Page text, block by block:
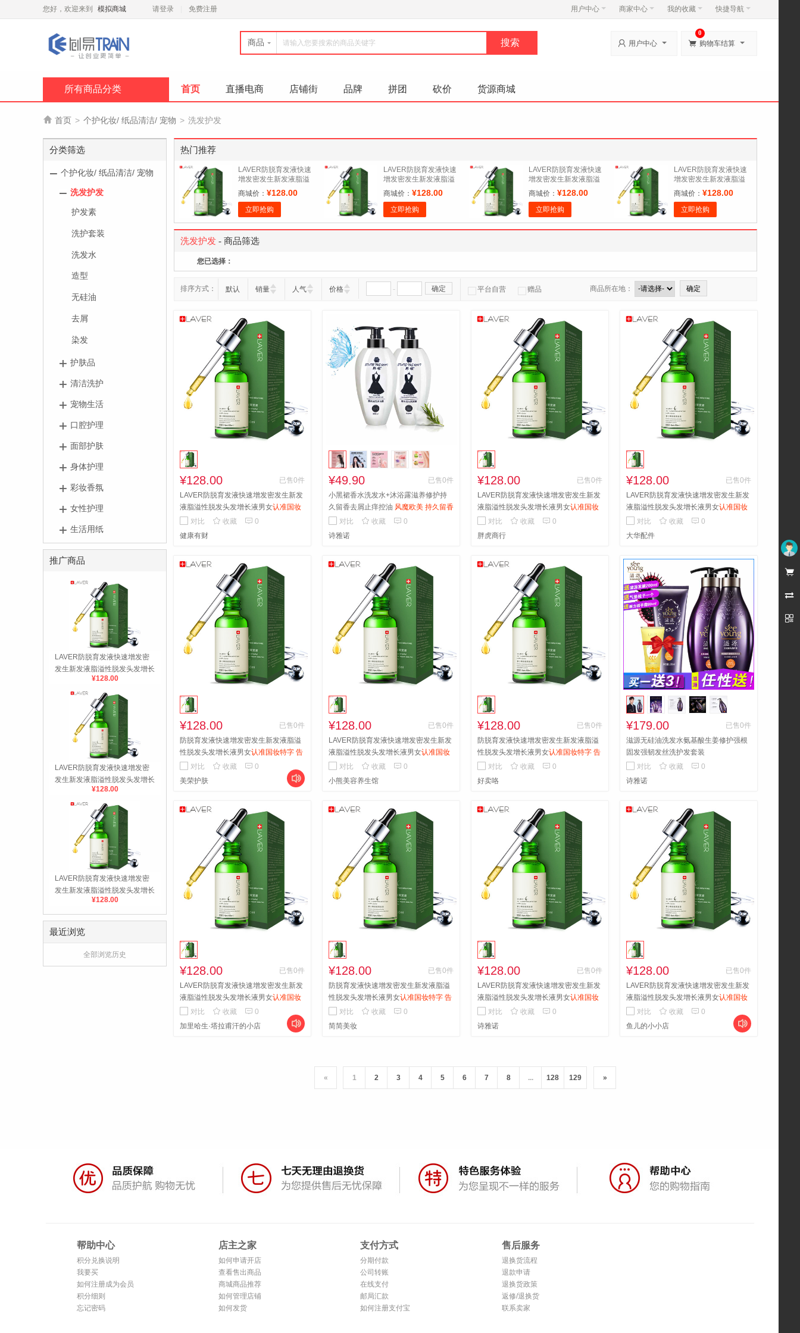
您好，欢迎来到 模拟商城 请登录 免费注册 用户中心 商家中心 我的收藏 快捷导航
未登录



商品  用户中心  购物车结算
0
所有商品分类 首页 直播电商 店铺街 品牌 拼团 砍价 货源商城
 首页 > 个护化妆/ 纸品清洁/ 宠物 > 洗发护发
分类筛选
个护化妆/ 纸品清洁/ 宠物
洗发护发
护发素
洗护套装
洗发水
造型
无硅油
去屑
染发
护肤品
清洁洗护
宠物生活
口腔护理
面部护肤
身体护理
彩妆香氛
女性护理
生活用纸
推广商品
LAVER防脱育发液快速增发密
发生新发液脂溢性脱发头发增长
¥128.00
LAVER防脱育发液快速增发密
发生新发液脂溢性脱发头发增长
¥128.00
LAVER防脱育发液快速增发密
发生新发液脂溢性脱发头发增长
¥128.00
最近浏览
全部浏览历史
热门推荐
LAVER防脱育发液快速
增发密发生新发液脂溢
性脱发头发增长液男女
商城价： ¥128.00
立即抢购
LAVER防脱育发液快速
增发密发生新发液脂溢
性脱发头发增长液男女
商城价： ¥128.00
立即抢购
LAVER防脱育发液快速
增发密发生新发液脂溢
性脱发头发增长液男女
商城价： ¥128.00
立即抢购
LAVER防脱育发液快速
增发密发生新发液脂溢
性脱发头发增长液男女
商城价： ¥128.00
立即抢购
洗发护发 - 商品筛选
您已选择：
排序方式： 默认 销量 人气 价格 - 确定 平台自营 赠品 商品所在地：
¥128.00
已售0件
LAVER防脱育发液快速增发密发生新发
液脂溢性脱发头发增长液男女认准国妆
特字 告别脱发轻松密发买3送1
对比  收藏  0
健康有财
¥49.90
已售0件
小黑裙香水洗发水+沐浴露滋养修护持
久留香去屑止痒控油 风魔欧美 持久留香
洗护套装
对比  收藏  0
诗雅诺
¥128.00
已售0件
LAVER防脱育发液快速增发密发生新发
液脂溢性脱发头发增长液男女认准国妆
特字 告别脱发轻松密发买3送1
对比  收藏  0
胖虎商行
¥128.00
已售0件
LAVER防脱育发液快速增发密发生新发
液脂溢性脱发头发增长液男女认准国妆
特字 告别脱发轻松密发买3送1
对比  收藏  0
大华配件
¥128.00
已售0件
防脱育发液快速增发密发生新发液脂溢
性脱发头发增长液男女认准国妆特字 告
别脱发轻松密发买3送1
对比  收藏  0
美荣护肤

¥128.00
已售0件
LAVER防脱育发液快速增发密发生新发
液脂溢性脱发头发增长液男女认准国妆
特字 告别脱发轻松密发买3送1
对比  收藏  0
小熊美容养生馆
¥128.00
已售0件
防脱育发液快速增发密发生新发液脂溢
性脱发头发增长液男女认准国妆特字 告
别脱发轻松密发买3送1
对比  收藏  0
好卖咯
¥179.00
已售0件
滋源无硅油洗发水氨基酸生姜修护强根
固发强韧发丝洗护发套装
对比
 收藏  0
诗雅诺
¥128.00
已售0件
LAVER防脱育发液快速增发密发生新发
液脂溢性脱发头发增长液男女认准国妆
特字 告别脱发轻松密发买3送1
对比  收藏  0
加里哈生·塔拉甫汗的小店

¥128.00
已售0件
防脱育发液快速增发密发生新发液脂溢
性脱发头发增长液男女认准国妆特字 告
别脱发轻松密发买3送1
对比  收藏  0
简简美妆
¥128.00
已售0件
LAVER防脱育发液快速增发密发生新发
液脂溢性脱发头发增长液男女认准国妆
特字 告别脱发轻松密发买3送1
对比  收藏  0
诗雅诺
¥128.00
已售0件
LAVER防脱育发液快速增发密发生新发
液脂溢性脱发头发增长液男女认准国妆
特字 告别脱发轻松密发买3送1
对比  收藏  0
鱼儿的小小店

« 1 2 3 4 5 6 7 8 ... 128 129 »
帮助中心
积分兑换说明
我要买
如何注册成为会员
积分细则
忘记密码
店主之家
如何申请开店
查看售出商品
商城商品推荐
如何管理店铺
如何发货
支付方式
分期付款
公司转账
在线支付
邮局汇款
如何注册支付宝
售后服务
退换货流程
退款申请
退换货政策
返修/退换货
联系卖家